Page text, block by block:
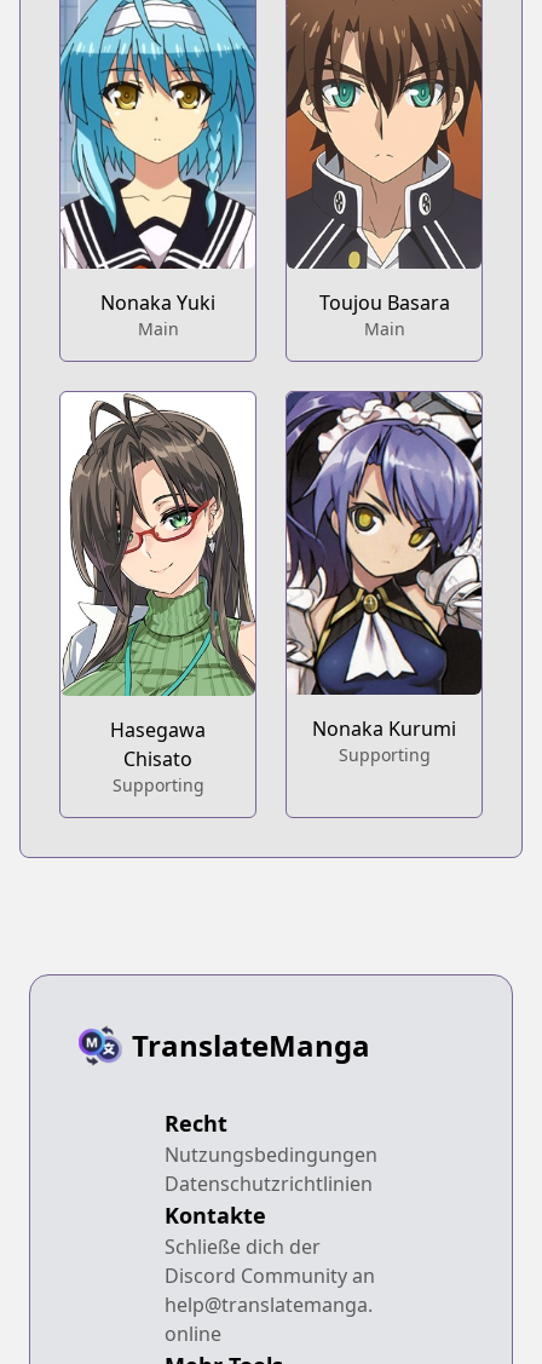
Nonaka Yuki
Main
Toujou Basara
Main
Hasegawa
Chisato
Supporting
Nonaka Kurumi
Supporting
TranslateManga
Recht
Nutzungsbedingungen
Datenschutzrichtlinien
Kontakte
Schließe dich der
Discord Community an
help@translatemanga.
online